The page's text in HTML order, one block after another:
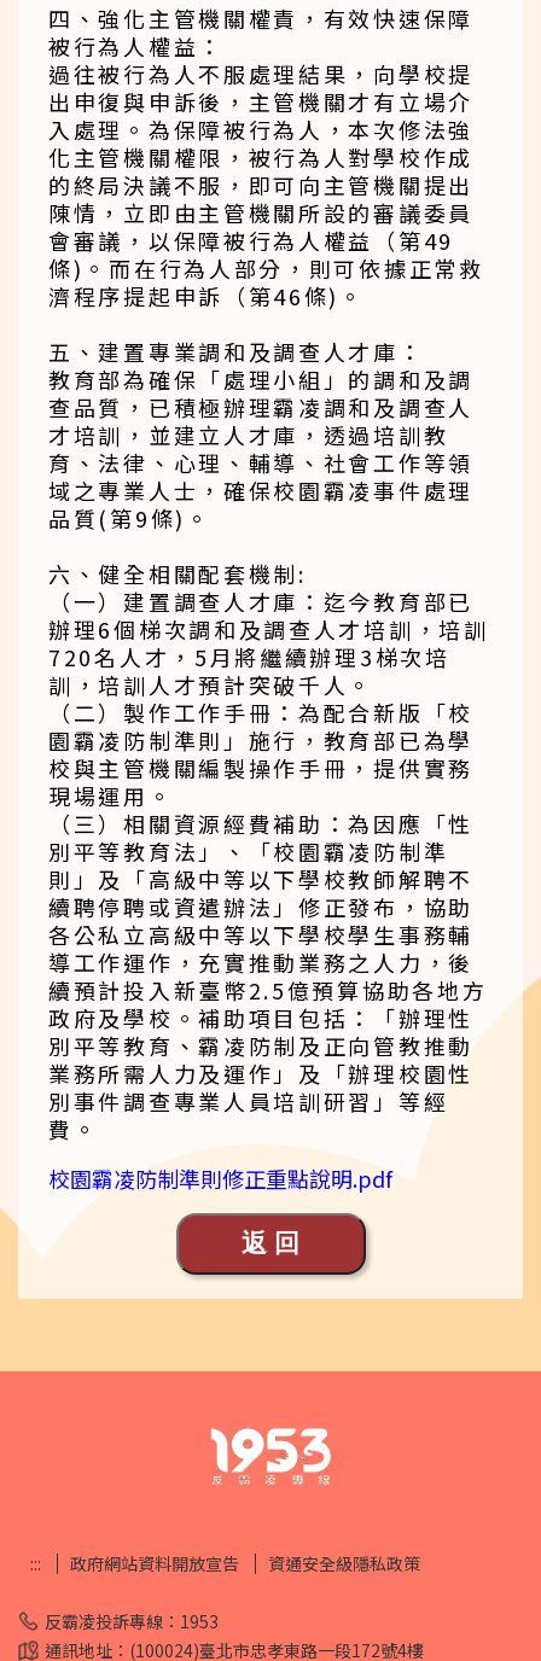
四、強化主管機關權責，有效快速保障
被行為人權益：
過往被行為人不服處理結果，向學校提
出申復與申訴後，主管機關才有立場介
入處理。為保障被行為人，本次修法強
化主管機關權限，被行為人對學校作成
的終局決議不服，即可向主管機關提出
陳情，立即由主管機關所設的審議委員
會審議，以保障被行為人權益（第49
條)。而在行為人部分，則可依據正常救
濟程序提起申訴（第46條)。
五、建置專業調和及調查人才庫：
教育部為確保「處理小組」的調和及調
查品質，已積極辦理霸凌調和及調查人
才培訓，並建立人才庫，透過培訓教
育、法律、心理、輔導、社會工作等領
域之專業人士，確保校園霸凌事件處理
品質(第9條)。
六、健全相關配套機制:
（一）建置調查人才庫：迄今教育部已
辦理6個梯次調和及調查人才培訓，培訓
720名人才，5月將繼續辦理3梯次培
訓，培訓人才預計突破千人。
（二）製作工作手冊：為配合新版「校
園霸凌防制準則」施行，教育部已為學
校與主管機關編製操作手冊，提供實務
現場運用。
（三）相關資源經費補助：為因應「性
別平等教育法」、「校園霸凌防制準
則」及「高級中等以下學校教師解聘不
續聘停聘或資遣辦法」修正發布，協助
各公私立高級中等以下學校學生事務輔
導工作運作，充實推動業務之人力，後
續預計投入新臺幣2.5億預算協助各地方
政府及學校。補助項目包括：「辦理性
別平等教育、霸凌防制及正向管教推動
業務所需人力及運作」及「辦理校園性
別事件調查專業人員培訓研習」等經
費。
校園霸凌防制準則修正重點說明.pdf
::: 政府網站資料開放宣告 資通安全級隱私政策
反霸凌投訴專線： 1953
通訊地址：(100024)臺北市忠孝東路一段172號4樓